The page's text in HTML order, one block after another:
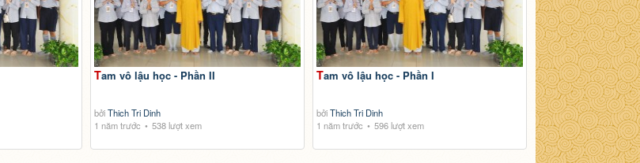
Tam vô lậu học - Phần II
bởiThich Tri Dinh
1 năm trước
538 lượt xem
Tam vô lậu học - Phần I
bởiThich Tri Dinh
1 năm trước
596 lượt xem